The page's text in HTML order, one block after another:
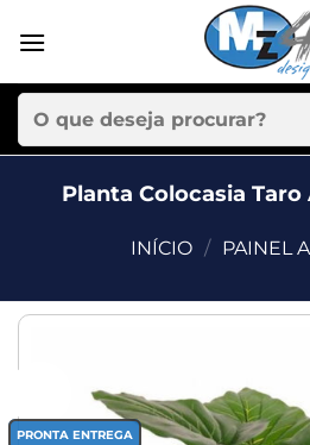
Pesquisar
por:
Planta Colocasia
INÍCIO / PAINEL
PRONTA ENTREGA